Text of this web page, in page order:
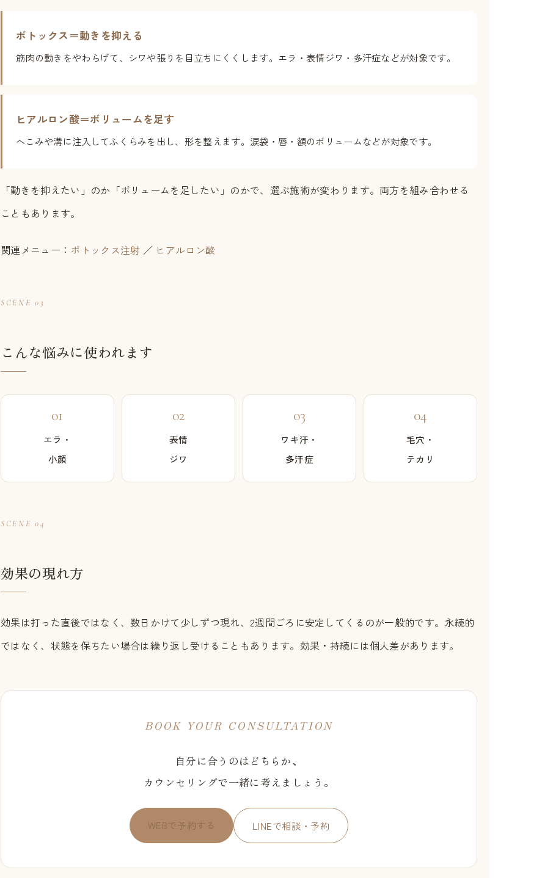
ボトックス＝動きを抑える
筋肉の動きをやわらげて、シワや張りを目立ちにくくします。エラ・表情ジワ・多汗症などが対象です。
ヒアルロン酸＝ボリュームを足す
へこみや溝に注入してふくらみを出し、形を整えます。涙袋・唇・額のボリュームなどが対象です。
「動きを抑えたい」のか「ボリュームを足したい」のかで、選ぶ施術が変わります。両方を組み合わせる
こともあります。
関連メニュー： ボトックス注射 ／ ヒアルロン酸
SCENE 03
こんな悩みに使われます
01
エラ・
小顔
02
表情
ジワ
03
ワキ汗・
多汗症
04
毛穴・
テカリ
SCENE 04
効果の現れ方
効果は打った直後ではなく、数日かけて少しずつ現れ、2週間ごろに安定してくるのが一般的です。永続的
ではなく、状態を保ちたい場合は繰り返し受けることもあります。効果・持続には個人差があります。
BOOK YOUR CONSULTATION
自分に合うのはどちらか、
カウンセリングで一緒に考えましょう。
WEBで予約する LINEで相談・予約